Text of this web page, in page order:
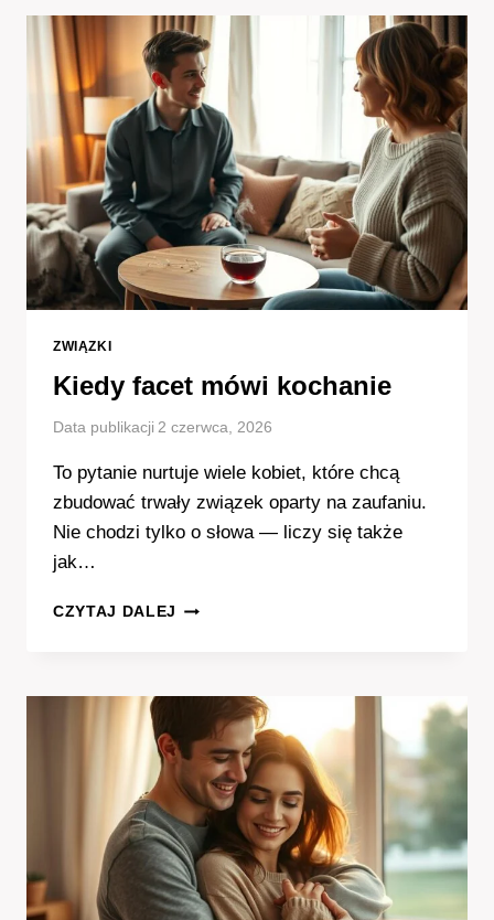
A
RAZ
NIE
ZWIĄZKI
Kiedy facet mówi kochanie
Data publikacji 2 czerwca, 2026
To pytanie nurtuje wiele kobiet, które chcą
zbudować trwały związek oparty na zaufaniu.
Nie chodzi tylko o słowa — liczy się także
jak…
CZYTAJ DALEJ KIEDY